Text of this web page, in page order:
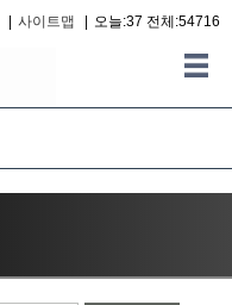
사이트맵 오늘:37 전체:54716